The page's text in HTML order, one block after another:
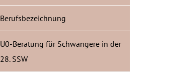
Berufsbezeichnung
U0-Beratung für Schwangere in der
28. SSW